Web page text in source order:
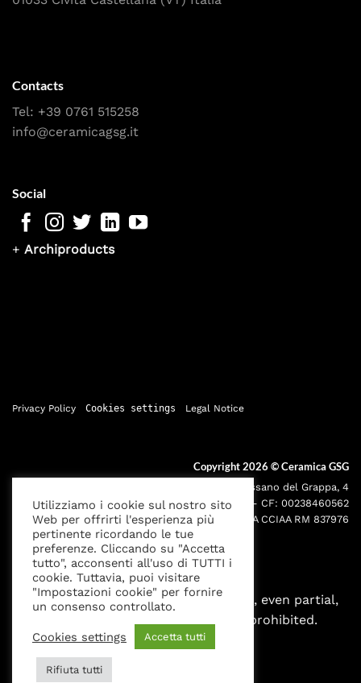
Contacts
Tel: +39 0761 515258
info@ceramicagsg.it
Social
+ Archiproducts
Privacy Policy Cookies settings Legal Notice
Copyright 2026 ©Ceramica GSG
Sede legale: Via Bassano del Grappa, 4
000195 - Roma P.IVA: 05095691001 - CF: 00238460562
Iscr. Reg. Imprese RM00238460562 REA CCIAA RM 837976
All rights reserved. Any reproduction, even partial,
without written authorization is prohibited.
Utilizziamo i cookie sul nostro sito
Web per offrirti l'esperienza più
pertinente ricordando le tue
preferenze. Cliccando su "Accetta
tutto", acconsenti all'uso di TUTTI i
cookie. Tuttavia, puoi visitare
"Impostazioni cookie" per fornire
un consenso controllato.
Cookies settings Accetta tutti
Rifiuta tutti